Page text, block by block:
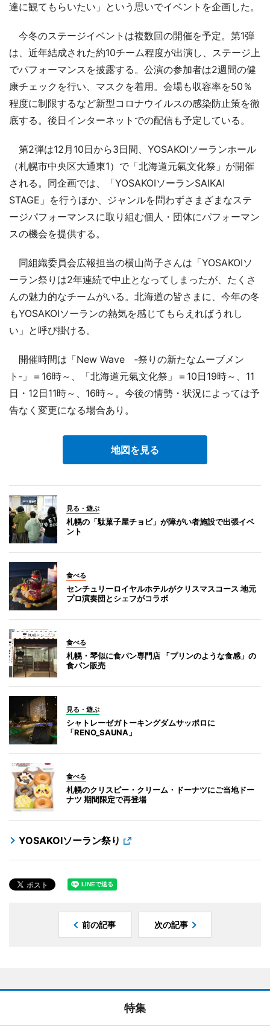
達に観てもらいたい」という思いでイベントを企画した。
今冬のステージイベントは複数回の開催を予定。第1弾
は、近年結成された約10チーム程度が出演し、ステージ上
でパフォーマンスを披露する。公演の参加者は2週間の健
康チェックを行い、マスクを着用。会場も収容率を50％
程度に制限するなど新型コロナウイルスの感染防止策を徹
底する。後日インターネットでの配信も予定している。
第2弾は12月10日から3日間、YOSAKOIソーランホール
（札幌市中央区大通東1）で「北海道元氣文化祭」が開催
される。同企画では、「YOSAKOIソーランSAIKAI
STAGE」を行うほか、ジャンルを問わずさまざまなステ
ージパフォーマンスに取り組む個人・団体にパフォーマン
スの機会を提供する。
同組織委員会広報担当の横山尚子さんは「YOSAKOIソ
ーラン祭りは2年連続で中止となってしまったが、たくさ
んの魅力的なチームがいる。北海道の皆さまに、今年の冬
もYOSAKOIソーランの熱気を感じてもらえればうれし
い」と呼び掛ける。
開催時間は「New Wave ‐祭りの新たなムーブメン
ト‐」＝16時～、「北海道元氣文化祭」＝10日19時～、11
日・12日11時～、16時～。今後の情勢・状況によっては予
告なく変更になる場合あり。
地図を見る
見る・遊ぶ
札幌の「駄菓子屋チョビ」が障がい者施設で出張イベ
ント
食べる
センチュリーロイヤルホテルがクリスマスコース 地元
プロ演奏団とシェフがコラボ
食べる
札幌・琴似に食パン専門店 「プリンのような食感」の
食パン販売
見る・遊ぶ
シャトレーゼガトーキングダムサッポロに
「RENO_SAUNA」
食べる
札幌のクリスピー・クリーム・ドーナツにご当地ドー
ナツ 期間限定で再登場
YOSAKOIソーラン祭り
前の記事 次の記事
特集